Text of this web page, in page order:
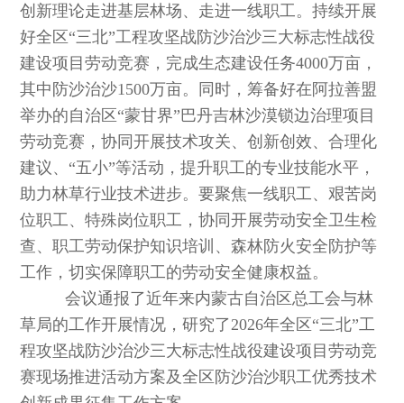
创新理论走进基层林场、走进一线职工。持续开展
好全区“三北”工程攻坚战防沙治沙三大标志性战役
建设项目劳动竞赛，完成生态建设任务4000万亩，
其中防沙治沙1500万亩。同时，筹备好在阿拉善盟
举办的自治区“蒙甘界”巴丹吉林沙漠锁边治理项目
劳动竞赛，协同开展技术攻关、创新创效、合理化
建议、“五小”等活动，提升职工的专业技能水平，
助力林草行业技术进步。要聚焦一线职工、艰苦岗
位职工、特殊岗位职工，协同开展劳动安全卫生检
查、职工劳动保护知识培训、森林防火安全防护等
工作，切实保障职工的劳动安全健康权益。
会议通报了近年来内蒙古自治区总工会与林
草局的工作开展情况，研究了2026年全区“三北”工
程攻坚战防沙治沙三大标志性战役建设项目劳动竞
赛现场推进活动方案及全区防沙治沙职工优秀技术